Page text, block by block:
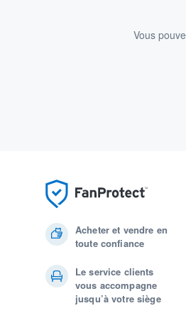
Vous
Acheter et vendre en
toute confiance
Le service clients
vous accompagne
jusqu’à votre siège